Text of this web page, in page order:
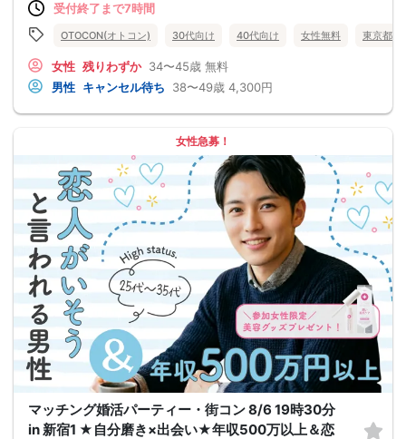
受付終了まで7時間
OTOCON(オトコン) 30代向け 40代向け 女性無料 東京都
女性 残りわずか 34〜45歳 無料
男性 キャンセル待ち 38〜49歳 4,300円
女性急募！
マッチング婚活パーティー・街コン 8/6 19時30分
in 新宿1 ★自分磨き×出会い★年収500万以上＆恋